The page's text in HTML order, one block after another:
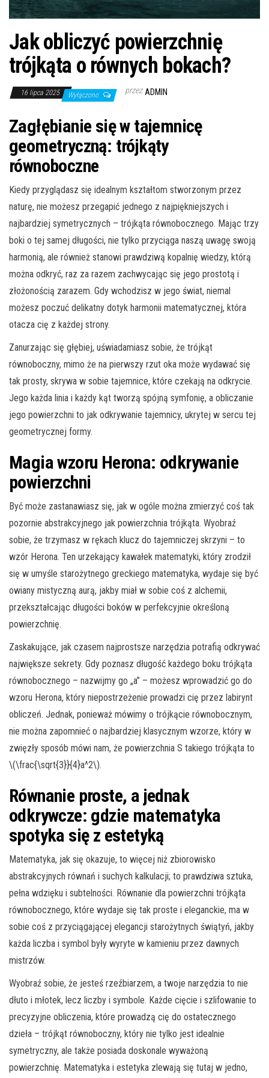
Jak obliczyć powierzchnię
trójkąta o równych bokach?
16 lipca 2025 Wyłączono przez ADMIN
Zagłębianie się w tajemnicę
geometryczną: trójkąty
równoboczne
Kiedy przyglądasz się idealnym kształtom stworzonym przez
naturę, nie możesz przegapić jednego z najpiękniejszych i
najbardziej symetrycznych – trójkąta równobocznego. Mając trzy
boki o tej samej długości, nie tylko przyciąga naszą uwagę swoją
harmonią, ale również stanowi prawdziwą kopalnię wiedzy, którą
można odkryć, raz za razem zachwycając się jego prostotą i
złożonością zarazem. Gdy wchodzisz w jego świat, niemal
możesz poczuć delikatny dotyk harmonii matematycznej, która
otacza cię z każdej strony.
Zanurzając się głębiej, uświadamiasz sobie, że trójkąt
równoboczny, mimo że na pierwszy rzut oka może wydawać się
tak prosty, skrywa w sobie tajemnice, które czekają na odkrycie.
Jego każda linia i każdy kąt tworzą spójną symfonię, a obliczanie
jego powierzchni to jak odkrywanie tajemnicy, ukrytej w sercu tej
geometrycznej formy.
Magia wzoru Herona: odkrywanie
powierzchni
Być może zastanawiasz się, jak w ogóle można zmierzyć coś tak
pozornie abstrakcyjnego jak powierzchnia trójkąta. Wyobraź
sobie, że trzymasz w rękach klucz do tajemniczej skrzyni – to
wzór Herona. Ten urzekający kawałek matematyki, który zrodził
się w umyśle starożytnego greckiego matematyka, wydaje się być
owiany mistyczną aurą, jakby miał w sobie coś z alchemii,
przekształcając długości boków w perfekcyjnie określoną
powierzchnię.
Zaskakujące, jak czasem najprostsze narzędzia potrafią odkrywać
największe sekrety. Gdy poznasz długość każdego boku trójkąta
równobocznego – nazwijmy go „a” – możesz wprowadzić go do
wzoru Herona, który niepostrzeżenie prowadzi cię przez labirynt
obliczeń. Jednak, ponieważ mówimy o trójkącie równobocznym,
nie można zapomnieć o najbardziej klasycznym wzorze, który w
zwięzły sposób mówi nam, że powierzchnia S takiego trójkąta to
\(\frac{\sqrt{3}}{4}a^2\).
Równanie proste, a jednak
odkrywcze: gdzie matematyka
spotyka się z estetyką
Matematyka, jak się okazuje, to więcej niż zbiorowisko
abstrakcyjnych równań i suchych kalkulacji; to prawdziwa sztuka,
pełna wdzięku i subtelności. Równanie dla powierzchni trójkąta
równobocznego, które wydaje się tak proste i eleganckie, ma w
sobie coś z przyciągającej elegancji starożytnych świątyń, jakby
każda liczba i symbol były wyryte w kamieniu przez dawnych
mistrzów.
Wyobraź sobie, że jesteś rzeźbiarzem, a twoje narzędzia to nie
dłuto i młotek, lecz liczby i symbole. Każde cięcie i szlifowanie to
precyzyjne obliczenia, które prowadzą cię do ostatecznego
dzieła – trójkąt równoboczny, który nie tylko jest idealnie
symetryczny, ale także posiada doskonale wyważoną
powierzchnię. Matematyka i estetyka zlewają się tutaj w jedno,